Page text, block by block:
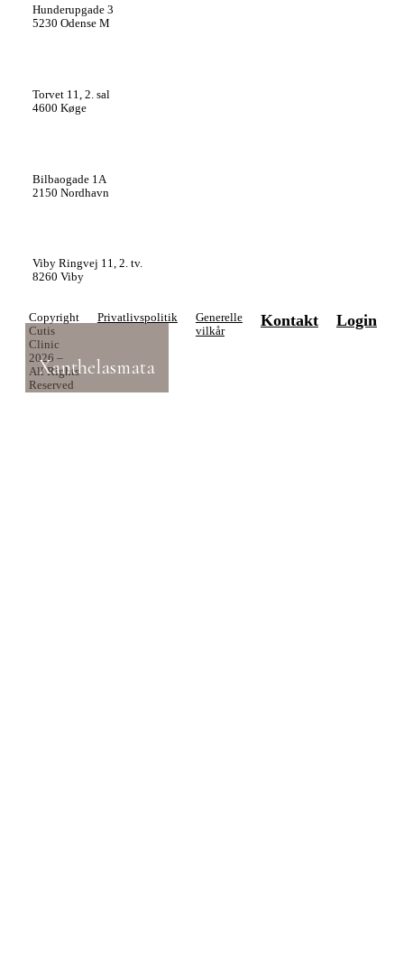
Xanthelasmata
Hunderupgade 3
5230 Odense M
Torvet 11, 2. sal
4600 Køge
Bilbaogade 1A
2150 Nordhavn
Viby Ringvej 11, 2. tv.
8260 Viby
Copyright
Cutis
Clinic
2026 –
All Rights
Reserved
Privatlivspolitik
Generelle
vilkår
Kontakt Login